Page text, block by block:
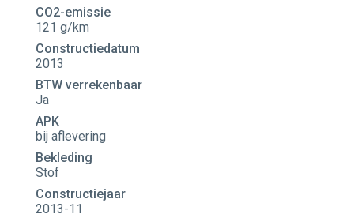
CO2-emissie
121 g/km
Constructiedatum
2013
BTW verrekenbaar
Ja
APK
bij aflevering
Bekleding
Stof
Constructiejaar
2013-11